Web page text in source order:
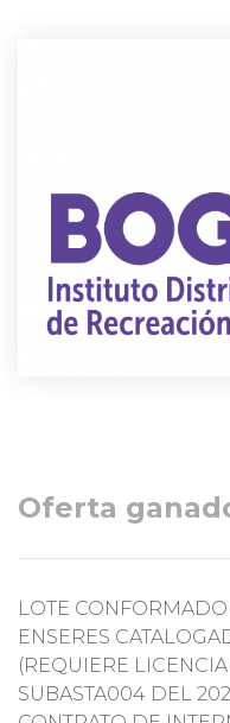
Oferta
LOTE
ENSERES
(REQUIERE LICENCIA
SUBASTA004 DEL